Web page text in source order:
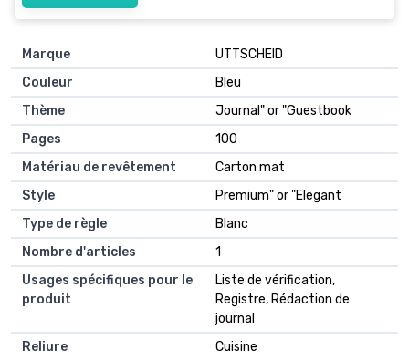
Marque
UTTSCHEID
Couleur
Bleu
Thème
Journal" or "Guestbook
Pages
100
Matériau de revêtement
Carton mat
Style
Premium" or "Elegant
Type de règle
Blanc
Nombre d'articles
1
Usages spécifiques pour le
produit
Liste de vérification,
Registre, Rédaction de
journal
Reliure
Cuisine